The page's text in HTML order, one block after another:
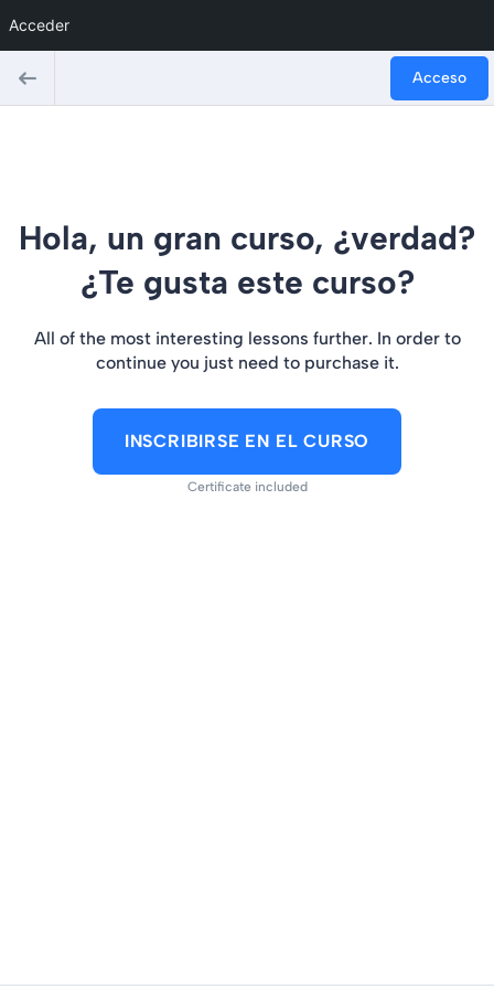
Acceso
Hola, un gran curso, ¿verdad?
¿Te gusta este curso?
All of the most interesting lessons further. In order to
continue you just need to purchase it.
INSCRIBIRSE EN EL CURSO
Certificate included
Acceder